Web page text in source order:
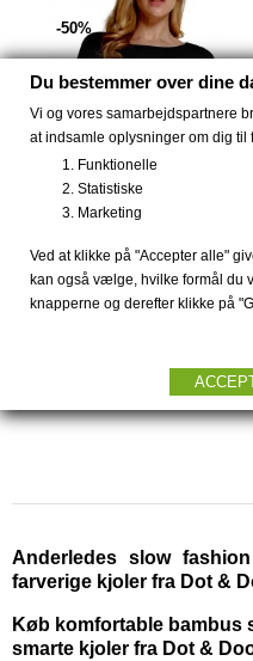
Bambus bluse
-50%
Anderledes slow
farverige kjoler fra Dot &
Køb komfortable bambus
smarte kjoler fra Dot &
Du bestemmer over dine
Vi og vores samarbejdspartnere
at indsamle oplysninger om dig
Funktionelle
Statistiske
Marketing
Ved at klikke på "Accepter alle"
kan også vælge, hvilke formål du
knapperne og derefter klikke på